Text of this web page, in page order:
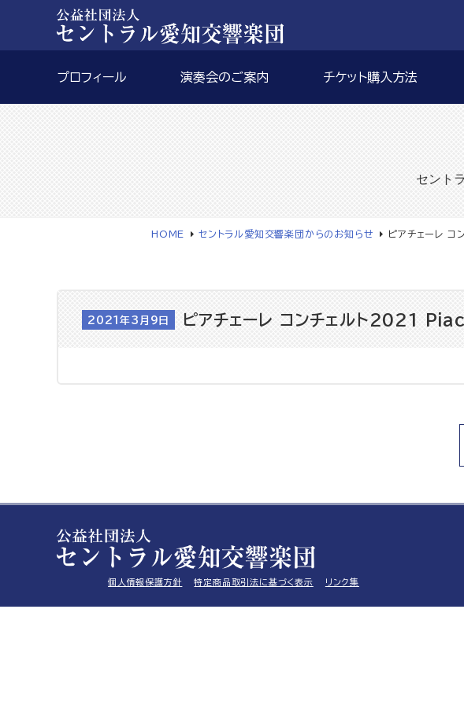
プロフィール 演奏会のご案内 チケット購入方法
セント
HOME セントラル愛知交響楽団からのお知らせ ピアチェーレ
2021年3月9日 ピアチェーレ コンチェルト
個人情報保護方針 特定商品取引法に基づく表示 リンク集